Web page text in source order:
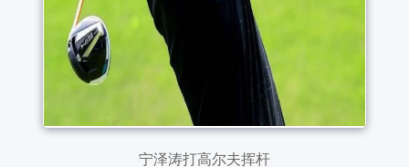
宁泽涛打高尔夫挥杆